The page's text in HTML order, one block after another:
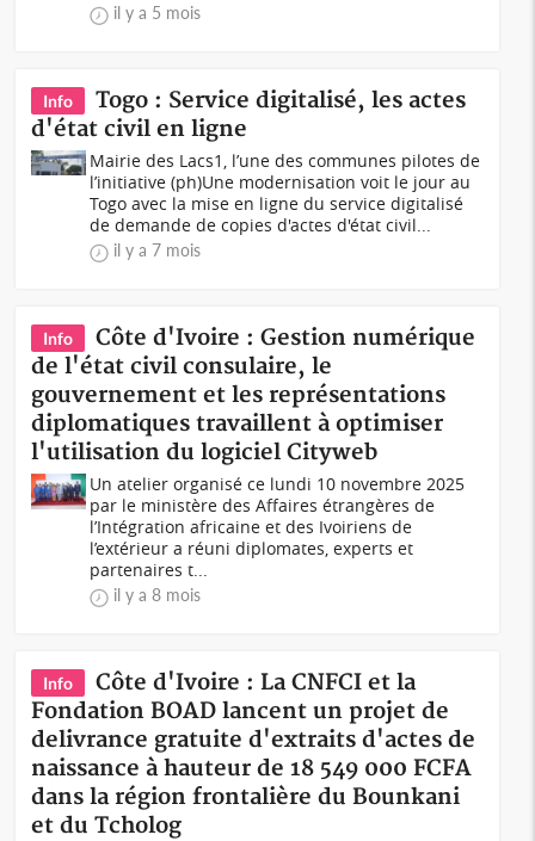
il y a 5 mois
Info
Togo : Service digitalisé, les actes
d'état civil en ligne
Mairie des Lacs1, l’une des communes pilotes de
l’initiative (ph)Une modernisation voit le jour au
Togo avec la mise en ligne du service digitalisé
de demande de copies d'actes d'état civil...
il y a 7 mois
Info
Côte d'Ivoire : Gestion numérique
de l'état civil consulaire, le
gouvernement et les représentations
diplomatiques travaillent à optimiser
l'utilisation du logiciel Cityweb
Un atelier organisé ce lundi 10 novembre 2025
par le ministère des Affaires étrangères de
l’Intégration africaine et des Ivoiriens de
l’extérieur a réuni diplomates, experts et
partenaires t...
il y a 8 mois
Info
Côte d'Ivoire : La CNFCI et la
Fondation BOAD lancent un projet de
delivrance gratuite d'extraits d'actes de
naissance à hauteur de 18 549 000 FCFA
dans la région frontalière du Bounkani
et du Tcholog